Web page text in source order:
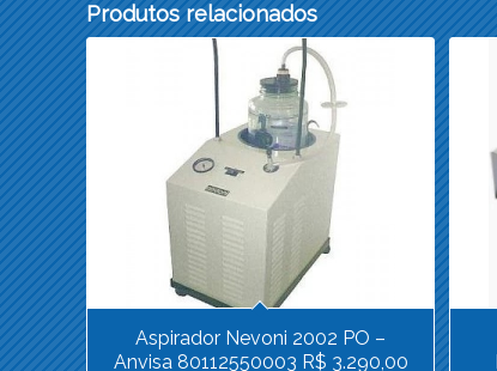
Produtos relacionados
Aspirador Nevoni 2002 PO –
Anvisa 80112550003 R$ 3.290,00